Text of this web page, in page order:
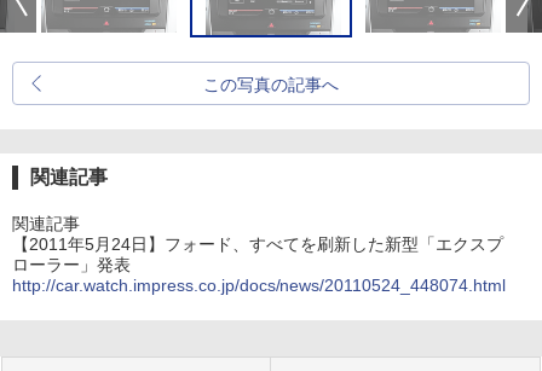
この写真の記事へ
関連記事
関連記事
【2011年5月24日】フォード、すべてを刷新した新型「エクスプ
ローラー」発表
http://car.watch.impress.co.jp/docs/news/20110524_448074.html